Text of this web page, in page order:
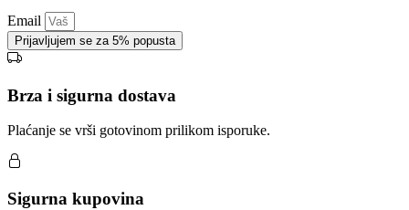
Email
Prijavljujem se za 5% popusta
Brza i sigurna dostava
Plaćanje se vrši gotovinom prilikom isporuke.
Sigurna kupovina